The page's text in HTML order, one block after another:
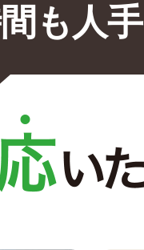
も人